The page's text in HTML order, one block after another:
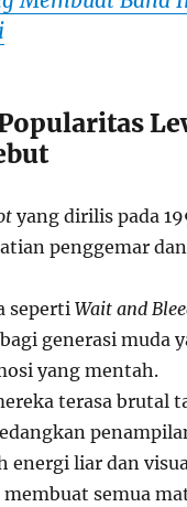
yang dirilis pada
penggemar
sepertiWait and
generasi muda
yang mentah.
terasa brutal
energi liar dan
semua